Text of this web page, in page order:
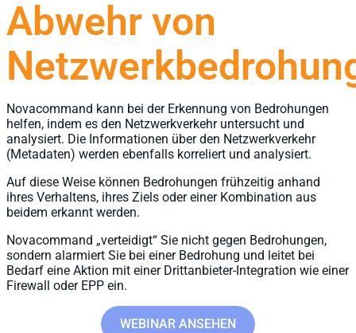
Abwehr von
Novacommand kann bei der Erkennung von Bedrohungen
helfen, indem es den Netzwerkverkehr untersucht und
analysiert. Die Informationen über den Netzwerkverkehr
(Metadaten) werden ebenfalls korreliert und analysiert.
Auf diese Weise können Bedrohungen frühzeitig anhand
ihres Verhaltens, ihres Ziels oder einer Kombination aus
beidem erkannt werden.
Novacommand „verteidigt“ Sie nicht gegen Bedrohungen,
sondern alarmiert Sie bei einer Bedrohung und leitet bei
Bedarf eine Aktion mit einer Drittanbieter-Integration wie einer
Firewall oder EPP ein.
WEBINAR ANSEHEN